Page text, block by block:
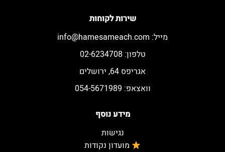
מידע נוסף
נגישות
מועדון נקודות
שירות לקוחות
מייל: info@hamesameach.com
טלפון: 02-6234708
אגריפס 64, ירושלים
וואצאפ: 054-5671989